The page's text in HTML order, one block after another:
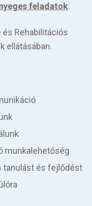
feladatok:
Rehabilitációs
ellátásában.
munkalehetőség
tanulást és fejlődést